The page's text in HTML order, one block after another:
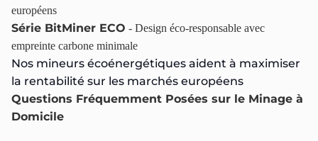
européens
Série BitMiner ECO - Design éco-responsable avec
empreinte carbone minimale
Nos mineurs écoénergétiques aident à maximiser
la rentabilité sur les marchés européens
Questions Fréquemment Posées sur le Minage à
Domicile